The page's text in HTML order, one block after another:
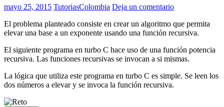
mayo 25, 2015 TutoriasColombia Deja un comentario
El problema planteado consiste en crear un algoritmo que permita
elevar una base a un exponente usando una función recursiva.
El siguiente programa en turbo C hace uso de una función potencia
recursiva. Las funciones recursivas se invocan a si mismas.
La lógica que utiliza este programa en turbo C es simple. Se leen los
dos números a elevar y se invoca la función recursiva.